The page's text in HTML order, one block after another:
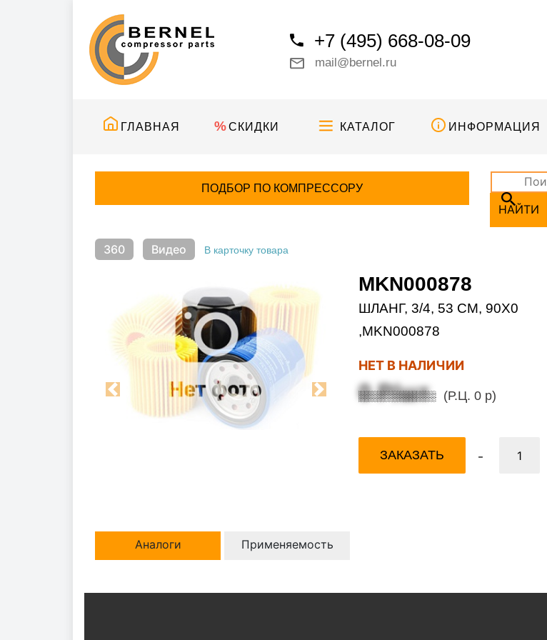
+7 (495) 668-08-09
mail@bernel.ru
ГЛАВНАЯ СКИДКИ КАТАЛОГ ИНФОРМАЦИЯ
ПОДБОР ПО КОМПРЕССОРУ
НАЙТИ
360 Видео В карточку товара
Previous Next
MKN000878
ШЛАНГ, 3/4, 53 CM, 90X0
,MKN000878
НЕТ В НАЛИЧИИ
0 Р/шт (Р.Ц. 0 р)
ЗАКАЗАТЬ -
Аналоги Применяемость